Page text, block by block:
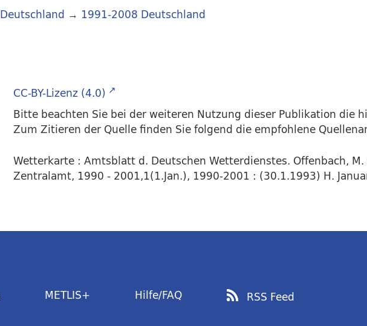
Deutschland → 1991-2008 Deutschland
CC-BY-Lizenz (4.0)
Bitte beachten Sie bei der weiteren Nutzung dieser Publikation die
Zum Zitieren der Quelle finden Sie folgend die empfohlene
Wetterkarte : Amtsblatt d. Deutschen Wetterdienstes. Offenbach,
Zentralamt, 1990 - 2001,1(1.Jan.), 1990-2001 : (30.1.1993) H.
METLIS+ Hilfe/FAQ RSS Feed